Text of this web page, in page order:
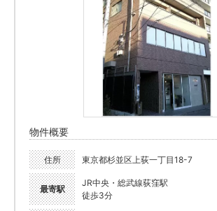
物件概要
住所 東京都杉並区上荻一丁目18-7
最寄駅
JR中央・総武線荻窪駅
徒歩3分